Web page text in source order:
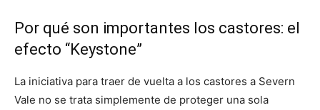
Por qué son importantes los castores: el
efecto “Keystone”
La iniciativa para traer de vuelta a los castores a Severn
Vale no se trata simplemente de proteger una sola